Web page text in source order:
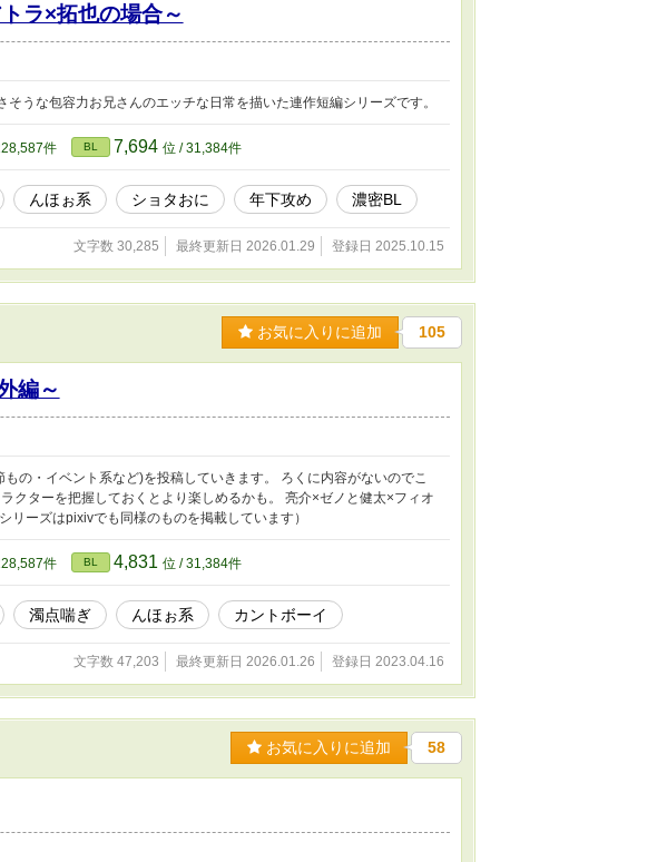
ラ×拓也の場合～
うな包容力お兄さんのエッチな日常を描いた連作短編シリーズです。
件 BL 7,694 位 / 31,384件
んほぉ系 ショタおに 年下攻め 濃密BL
文字数 30,285 最終更新日 2026.01.29 登録日 2025.10.15
お気に入りに追加 105
編～
の・イベント系など)を投稿していきます。 ろくに内容がないのでこ
クターを把握しておくとより楽しめるかも。 亮介×ゼノと健太×フィオ
リーズはpixivでも同様のものを掲載しています）
件 BL 4,831 位 / 31,384件
濁点喘ぎ んほぉ系 カントボーイ
文字数 47,203 最終更新日 2026.01.26 登録日 2023.04.16
お気に入りに追加 58